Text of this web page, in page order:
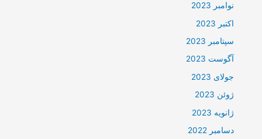
نوامبر 2023
اکتبر 2023
سپتامبر 2023
آگوست 2023
جولای 2023
ژوئن 2023
ژانویه 2023
دسامبر 2022